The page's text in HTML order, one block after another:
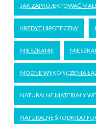
JAK ZAPROJEKTOWAĆ
KREDYT HIPOTECZNY
MIESZKANIE
MODNE WYKOŃCZENIA
NATURALNE MATERIAŁY
NATURALNE ŚRODKI DO